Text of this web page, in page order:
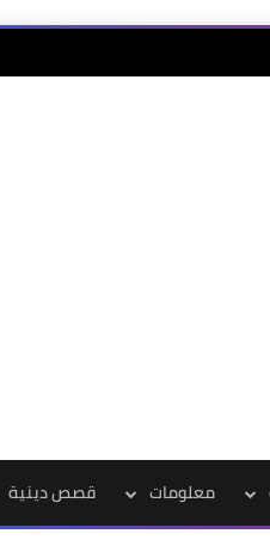
معلومات قصص دينية